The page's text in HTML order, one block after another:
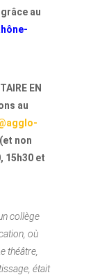
grâce au
EN
au
non
15h30 et
collège
où
théâtre,
était